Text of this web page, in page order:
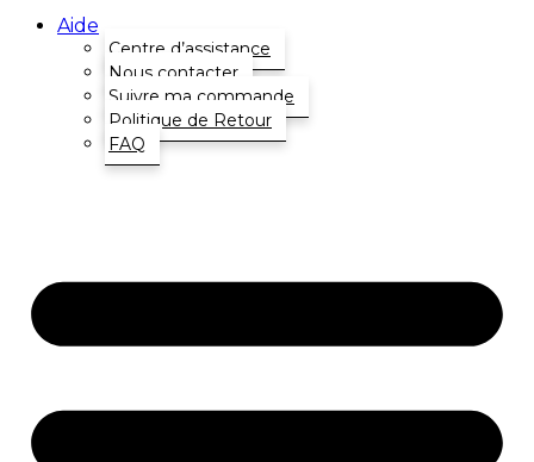
Aide
Centre d’assistance
Nous contacter
Suivre ma commande
Politique de Retour
FAQ